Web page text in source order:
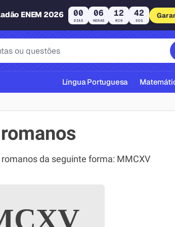
ENEM 2026 00
DIAS
06
HORAS
12
MIN
41
SEG
ABNT
Língua Portuguesa
da seguinte forma: MMCXV